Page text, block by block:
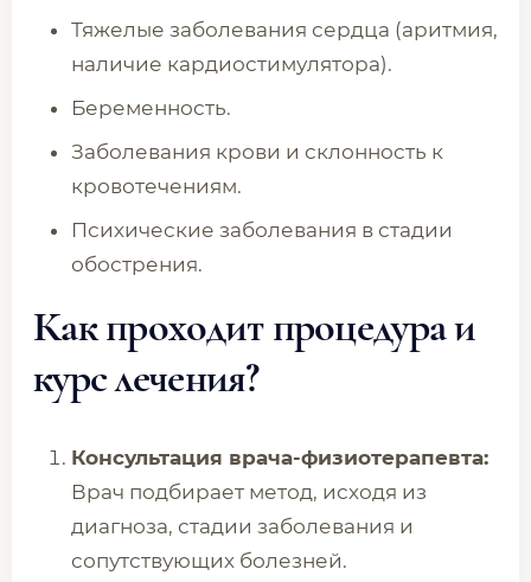
Тяжелые заболевания сердца (аритмия,
наличие кардиостимулятора).
Беременность.
Заболевания крови и склонность к
кровотечениям.
Психические заболевания в стадии
обострения.
Как проходит процедура и
курс лечения?
Консультация врача-физиотерапевта:
Врач подбирает метод, исходя из
диагноза, стадии заболевания и
сопутствующих болезней.